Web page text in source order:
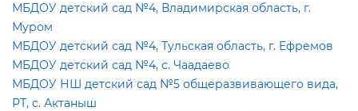
МБДОУ детский сад №4, Владимирская область, г.
Муром
МБДОУ детский сад №4, Тульская область, г. Ефремо
МБДОУ детский сад №4, с. Чаадаево
МБДОУ НШ детский сад №5 общеразвивающего вида,
РТ, с. Актаныш